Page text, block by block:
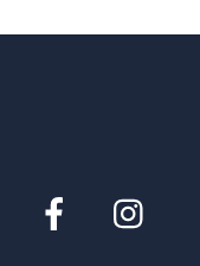
Facebook